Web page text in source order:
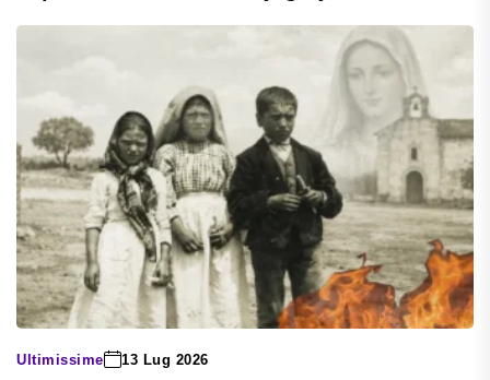
Ultimissime 13 Lug 2026